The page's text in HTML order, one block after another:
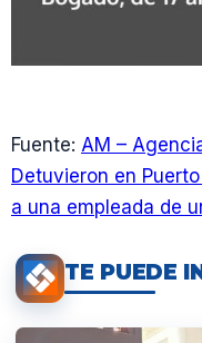
Fuente: AM –
Detuvieron en
a una empleada de
TE PUEDE